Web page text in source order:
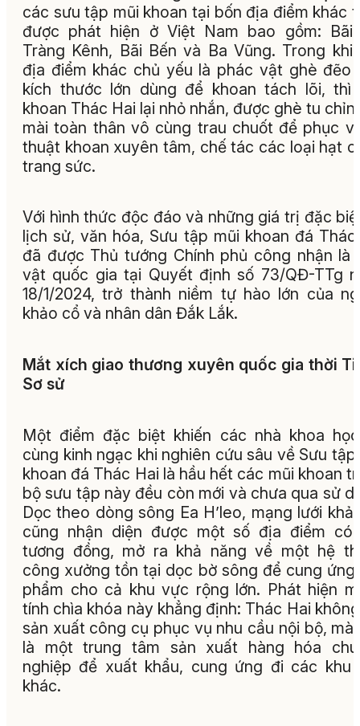
các sưu tập mũi khoan tại bốn địa điểm khác
được phát hiện ở Việt Nam bao gồm: Bãi
Tràng Kênh, Bãi Bến và Ba Vũng. Trong khi
địa điểm khác chủ yếu là phác vật ghè đẽo
kích thước lớn dùng để khoan tách lõi, thì
khoan Thác Hai lại nhỏ nhắn, được ghè tu
mài toàn thân vô cùng trau chuốt để phục
thuật khoan xuyên tâm, chế tác các loại hạt
trang sức.
Với hình thức độc đáo và những giá trị đặc
lịch sử, văn hóa, Sưu tập mũi khoan đá Thác
đã được Thủ tướng Chính phủ công nhận là
vật quốc gia tại Quyết định số 73/QĐ-TTg
18/1/2024, trở thành niềm tự hào lớn của
khảo cổ và nhân dân Đắk Lắk.
Mắt xích giao thương xuyên quốc gia thời
Sơ sử
Một điểm đặc biệt khiến các nhà khoa
cùng kinh ngạc khi nghiên cứu sâu về Sưu tập
khoan đá Thác Hai là hầu hết các mũi khoan
bộ sưu tập này đều còn mới và chưa qua sử
Dọc theo dòng sông Ea H’leo, mạng lưới
cũng nhận diện được một số địa điểm có
tương đồng, mở ra khả năng về một hệ
công xưởng tồn tại dọc bờ sông để cung ứng
phẩm cho cả khu vực rộng lớn. Phát hiện
tính chìa khóa này khẳng định: Thác Hai
sản xuất công cụ phục vụ nhu cầu nội bộ, mà
là một trung tâm sản xuất hàng hóa
nghiệp để xuất khẩu, cung ứng đi các khu
khác.